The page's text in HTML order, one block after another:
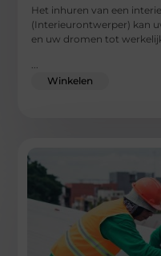
Het inhuren van een
(Interieurontwerper) kan
en uw dromen tot
...
Winkelen